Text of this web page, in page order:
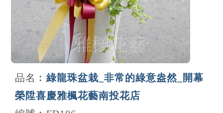
品名︰綠龍珠盆栽_非常的綠意盎然_開幕
榮陞喜慶雅楓花藝南投花店